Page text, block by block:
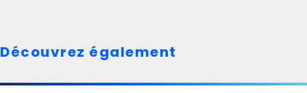
Découvrez également